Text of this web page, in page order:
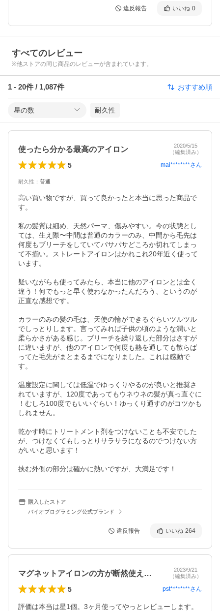
違反報告 いいね 0
すべてのレビュー
※他ストアの同じ商品のレビューが含まれています。
1 - 20件 / 1,087件 おすすめ順
星の数 耐久性
使ったら分かる最高のアイロン
2020/5/15
（編集済み）
5 mai********さん
耐久性 ： 普通
高い買い物ですが、買って良かったと本当に思った商品で
す。
私の髪質は細め、天然パーマ、傷みやすい。今の状態とし
ては、生え際〜中間は普通のカラーのみ、中間から毛先は
何度もブリーチをしていてパサパサどころか切れてしまっ
て不揃い。ストレートアイロンはかれこれ20年近く使って
います。
疑いながらも使ってみたら、本当に他のアイロンとは全く
違う！何でもっと早く使わなかったんだろう、というのが
正直な感想です。
カラーのみの髪の毛は、天使の輪ができるぐらいツルツル
でしっとりします。言ってみれば子供の頃のような潤いと
柔らかさがある感じ。ブリーチを繰り返した部分はさすが
に違いますが、他のアイロンで何度も熱を通しても散らば
ってた毛先がまとまるまでになりました。これは感動で
す。
温度設定に関しては低温でゆっくりやるのが良いと推奨さ
れていますが、120度であってもウネウネの髪が真っ直ぐに
！むしろ100度でもいいぐらい！ゆっくり通すのがコツかも
しれません。
乾かす時にトリートメント剤をつけないことも不安でした
が、つけなくてもしっとりサラサラになるのでつけない方
がいいと思います！
挟む外側の部分は確かに熱いですが、大満足です！
購入したストア
バイオプログラミング公式ブランド
違反報告 いいね 264
マグネットアイロンの方が断然使えます！
2023/9/21
（編集済み）
5 pst********さん
評価は本当は星1個。3ヶ月使ってやっとレビューします。